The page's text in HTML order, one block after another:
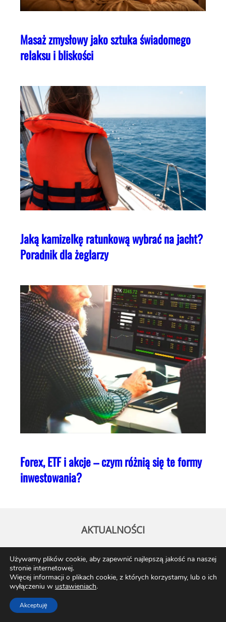
Masaż zmysłowy jako sztuka świadomego
relaksu i bliskości
Jaką kamizelkę ratunkową wybrać na jacht?
Poradnik dla żeglarzy
Forex, ETF i akcje – czym różnią się te formy
inwestowania?
AKTUALNOŚCI
Używamy plików cookie, aby zapewnić najlepszą jakość na naszej
stronie internetowej.
Więcej informacji o plikach cookie, z których korzystamy, lub o ich
wyłączeniu w ustawieniach.
Akceptuję